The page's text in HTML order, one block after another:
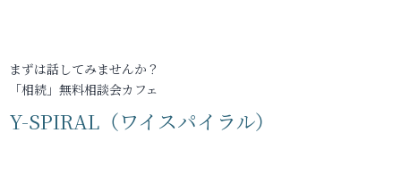
まずは話してみませんか？
「相続」無料相談会カフェ
Y-SPIRAL（ワイスパイラル）